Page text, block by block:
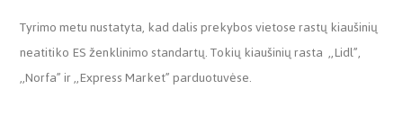
Tyrimo metu nustatyta, kad dalis prekybos vietose rastų kiaušinių
neatitiko ES ženklinimo standartų. Tokių kiaušinių rasta ,,Lidl”,
,,Norfa” ir ,,Express Market” parduotuvėse.